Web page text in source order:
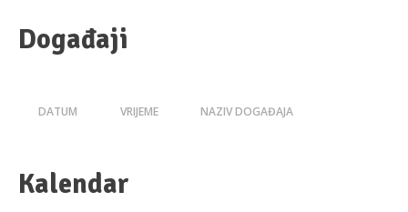
Događaji
DATUM VRIJEME NAZIV DOGAĐAJA
Kalendar